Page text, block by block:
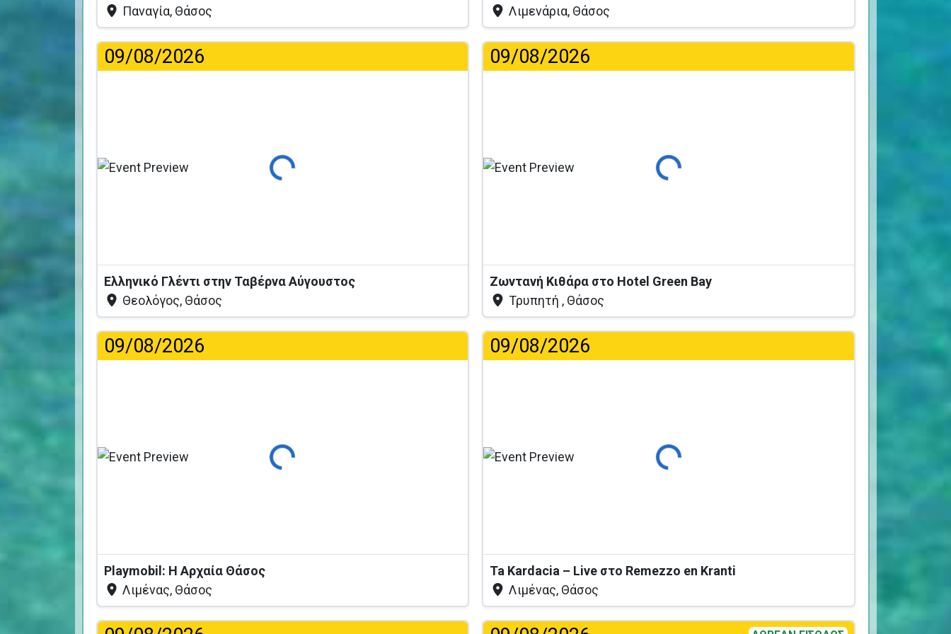
Παναγία, Θάσος Λιμενάρια, Θάσος
09/08/2026
Φόρτωση...
Ελληνικό Γλέντι στην Ταβέρνα Αύγουστος
Θεολόγος, Θάσος
09/08/2026
Φόρτωση...
Ζωντανή Κιθάρα στο Hotel Green Bay
Τρυπητή , Θάσος
09/08/2026
Φόρτωση...
Playmobil: Η Αρχαία Θάσος
Λιμένας, Θάσος
09/08/2026
Φόρτωση...
Ta Kardacia – Live στο Remezzo en Kranti
Λιμένας, Θάσος